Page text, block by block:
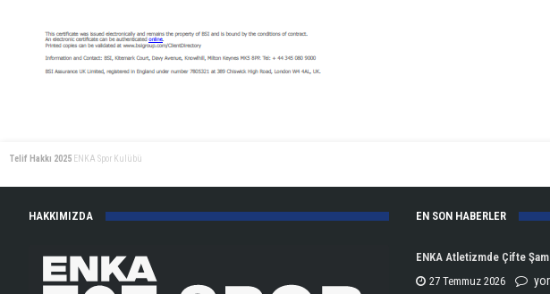
Telif Hakkı 2025 ENKA Spor Kulübü
HAKKIMIZDA EN SON HABERLER
ENKA Atletizmde Çifte
27 Temmuz 2026